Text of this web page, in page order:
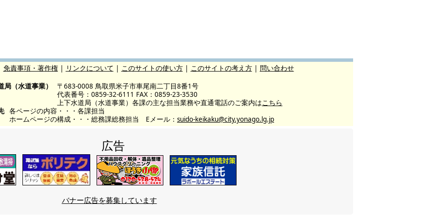
免責事項・著作権 | リンクについて | このサイトの使い方 | このサイトの考え方 | 問い合わせ
局（水道事業）
〒683-0008 鳥取県米子市車尾南二丁目8番1号
代表番号：0859-32-6111 FAX：0859-23-3530
上下水道局（水道事業）各課の主な担当業務や直通電話のご案内はこちら
各ページの内容・・・各課担当
ホームページの構成・・・総務課総務担当 Eメール： suido-keikaku@city.yonago.lg.jp
広告
バナー広告を募集しています